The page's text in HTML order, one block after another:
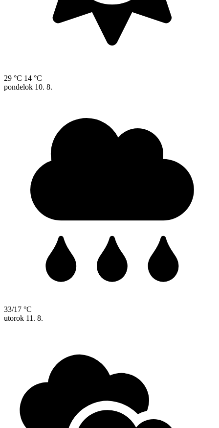
29 °C 14 °C
pondelok 10. 8.
33/17 °C
utorok 11. 8.